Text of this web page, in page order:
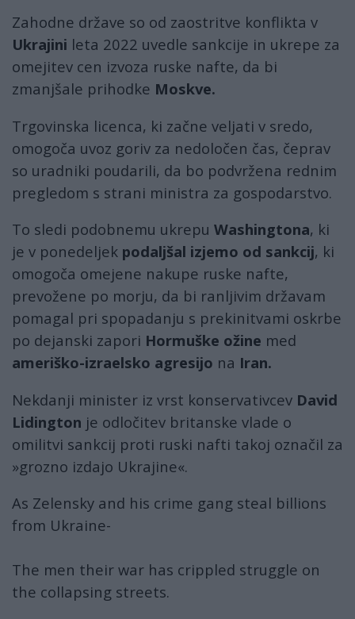
Zahodne države so od zaostritve konflikta v
Ukrajini leta 2022 uvedle sankcije in ukrepe za
omejitev cen izvoza ruske nafte, da bi
zmanjšale prihodke Moskve.
Trgovinska licenca, ki začne veljati v sredo,
omogoča uvoz goriv za nedoločen čas, čeprav
so uradniki poudarili, da bo podvržena rednim
pregledom s strani ministra za gospodarstvo.
To sledi podobnemu ukrepu Washingtona, ki
je v ponedeljek podaljšal izjemo od sankcij, ki
omogoča omejene nakupe ruske nafte,
prevožene po morju, da bi ranljivim državam
pomagal pri spopadanju s prekinitvami oskrbe
po dejanski zapori Hormuške ožine med
ameriško-izraelsko agresijo na Iran.
Nekdanji minister iz vrst konservativcev David
Lidington je odločitev britanske vlade o
omilitvi sankcij proti ruski nafti takoj označil za
»grozno izdajo Ukrajine«.
As Zelensky and his crime gang steal billions
from Ukraine-
The men their war has crippled struggle on
the collapsing streets.